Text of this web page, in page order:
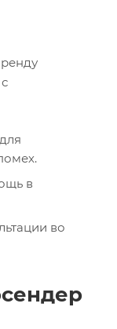
в
во